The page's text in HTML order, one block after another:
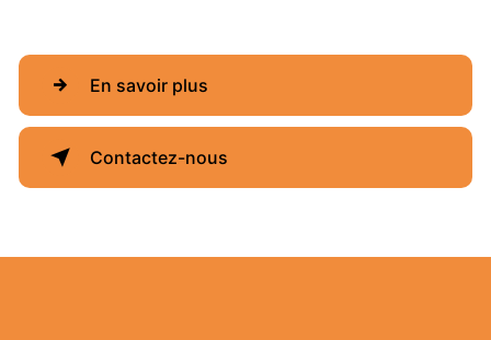
En savoir plus
Contactez-nous